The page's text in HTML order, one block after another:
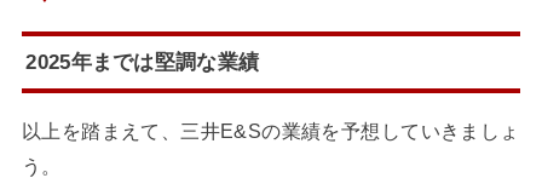
2025年までは堅調な業績
以上を踏まえて、三井E&Sの業績を予想していきましょ
う。